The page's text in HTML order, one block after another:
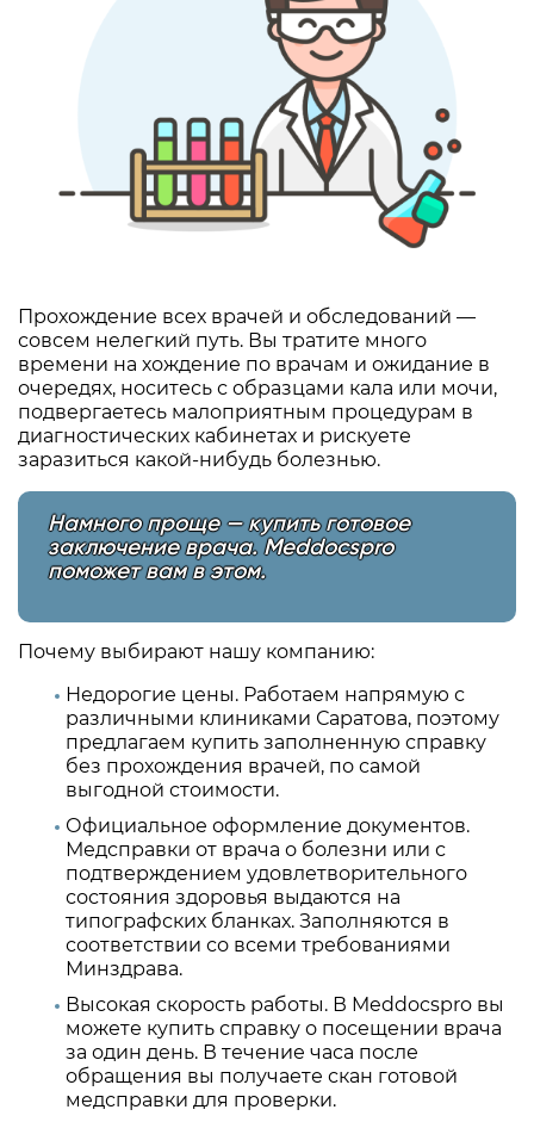
Прохождение всех врачей и обследований —
совсем нелегкий путь. Вы тратите много
времени на хождение по врачам и ожидание в
очередях, носитесь с образцами кала или мочи,
подвергаетесь малоприятным процедурам в
диагностических кабинетах и рискуете
заразиться какой-нибудь болезнью.
Намного проще — купить готовое
заключение врача. Meddocspro
поможет вам в этом.
Почему выбирают нашу компанию:
Недорогие цены. Работаем напрямую с
различными клиниками Саратова, поэтому
предлагаем купить заполненную справку
без прохождения врачей, по самой
выгодной стоимости.
Официальное оформление документов.
Медсправки от врача о болезни или с
подтверждением удовлетворительного
состояния здоровья выдаются на
типографских бланках. Заполняются в
соответствии со всеми требованиями
Минздрава.
Высокая скорость работы. В Meddocspro вы
можете купить справку о посещении врача
за один день. В течение часа после
обращения вы получаете скан готовой
медсправки для проверки.